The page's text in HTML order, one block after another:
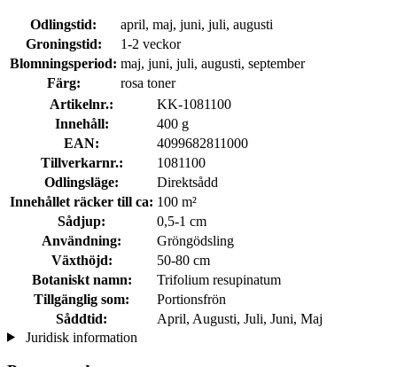
Odlingstid:
april, maj, juni, juli, augusti
Groningstid:
1-2 veckor
Blomningsperiod: maj, juni, juli, augusti, september
Färg:
rosa toner
Artikelnr.:
KK-1081100
Innehåll:
400 g
EAN:
4099682811000
Tillverkarnr.:
1081100
Odlingsläge:
Direktsådd
Innehållet räcker till ca: 100 m²
Sådjup:
0,5-1 cm
Användning:
Gröngödsling
Växthöjd:
50-80 cm
Botaniskt namn:
Trifolium resupinatum
Tillgänglig som:
Portionsfrön
Såddtid:
April, Augusti, Juli, Juni, Maj
Juridisk information